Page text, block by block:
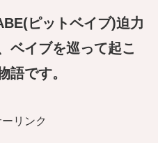
ピットベイブ)迫力
ベイブを巡って起こ
語です。
リンク